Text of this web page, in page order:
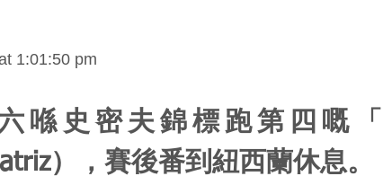
1:01:50 pm
喺史密夫錦標跑第四嘅「
），賽後番到紐西蘭休息。